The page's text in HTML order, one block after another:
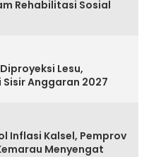
Rehabilitasi Sosial
Lesu,
Anggaran 2027
Inflasi Kalsel, Pemprov
Menyengat